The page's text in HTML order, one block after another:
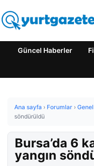
Güncel Haberler
Ana sayfa › Forumlar › Genel
söndürüldü
Bursa’da 6
yangın